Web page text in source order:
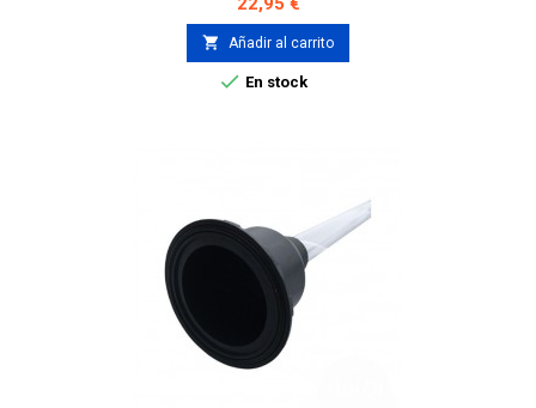
 Añadir al carrito
 En stock